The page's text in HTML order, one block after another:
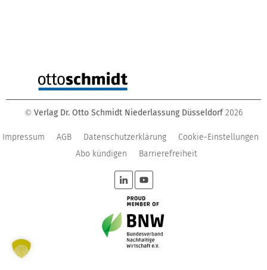
© Verlag Dr. Otto Schmidt Niederlassung Düsseldorf 2026
Impressum AGB Datenschutzerklärung
Cookie-Einstellungen
Abo kündigen
Barrierefreiheit